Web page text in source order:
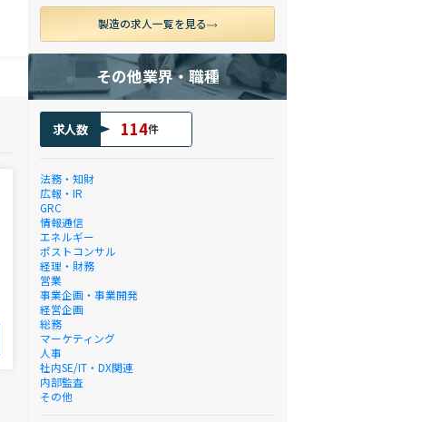
製造の求人一覧を見る
その他業界・職種
求人数 114件
法務・知財
広報・IR
GRC
情報通信
エネルギー
ポストコンサル
経理・財務
営業
事業企画・事業開発
経営企画
総務
マーケティング
人事
社内SE/IT・DX関連
内部監査
その他